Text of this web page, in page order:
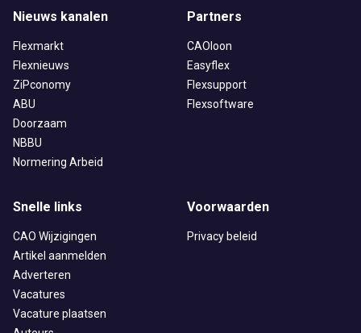
Nieuws kanalen
Flexmarkt
Flexnieuws
ZiPconomy
ABU
Doorzaam
NBBU
Normering Arbeid
Partners
CAOloon
Easyflex
Flexsupport
Flexsoftware
Snelle links
CAO Wijzigingen
Artikel aanmelden
Adverteren
Vacatures
Vacature plaatsen
Voorwaarden
Privacy beleid